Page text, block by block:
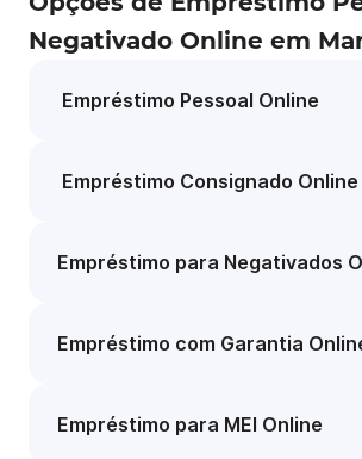
Negativado Online em
Empréstimo Pessoal Online
Empréstimo Consignado Online
Empréstimo para Negativados
Empréstimo com Garantia
Empréstimo para MEI Online